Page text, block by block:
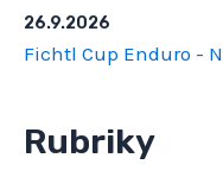
26.9.2026
Fichtl Cup Enduro -
Rubriky